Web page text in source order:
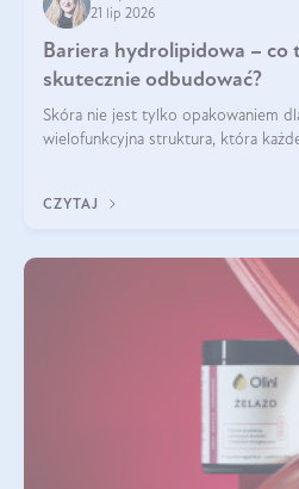
21 lip 2026
Bariera hydrolipidowa – co
skutecznie odbudować?
Skóra nie jest tylko opakowaniem
wielofunkcyjna struktura, która
bariera hydrolipidowa.
CZYTAJ